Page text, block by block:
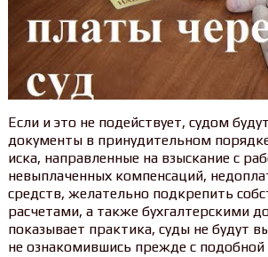
Если и это не подействует, судом
документы в принудительном
иска, направленные на взыскание с
невыплаченных компенсаций,
средств, желательно подкрепить
расчетами, а также бухгалтерскими
показывает практика, суды не будут
не ознакомившись прежде с